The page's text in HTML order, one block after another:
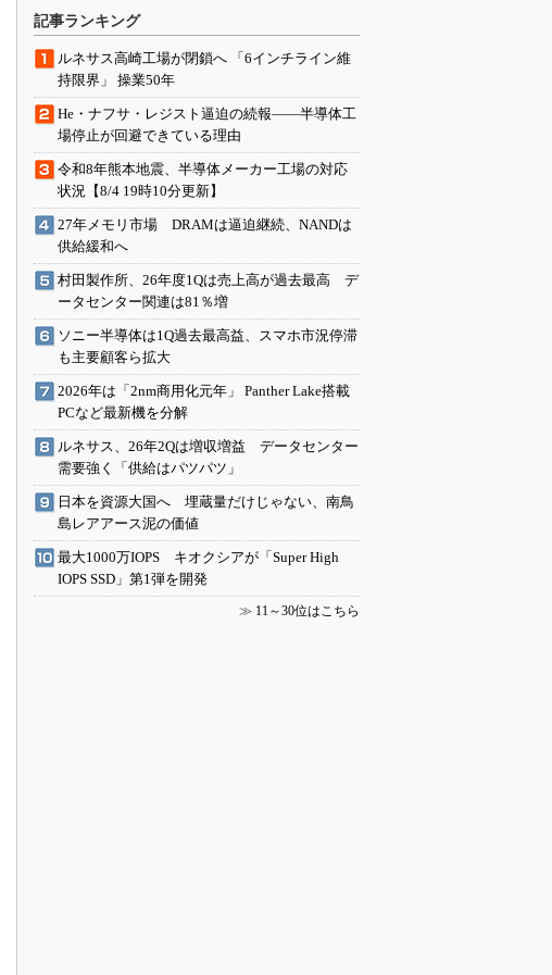
記事ランキング
ルネサス高崎工場が閉鎖へ 「6インチライン維
持限界」 操業50年
He・ナフサ・レジスト逼迫の続報――半導体工
場停止が回避できている理由
令和8年熊本地震、半導体メーカー工場の対応
状況【8/4 19時10分更新】
27年メモリ市場 DRAMは逼迫継続、NANDは
供給緩和へ
村田製作所、26年度1Qは売上高が過去最高 デ
ータセンター関連は81％増
ソニー半導体は1Q過去最高益、スマホ市況停滞
も主要顧客ら拡大
2026年は「2nm商用化元年」 Panther Lake搭載
PCなど最新機を分解
ルネサス、26年2Qは増収増益 データセンター
需要強く「供給はパツパツ」
日本を資源大国へ 埋蔵量だけじゃない、南鳥
島レアアース泥の価値
最大1000万IOPS キオクシアが「Super High
IOPS SSD」第1弾を開発
≫ 11～30位はこちら